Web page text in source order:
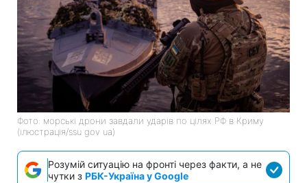
Фото: морські дрони завдали ударів по цілях РФ в Криму
(ілюстрація/ssu gov ua)
Розумій ситуацію на фронті через факти, а не
чутки з РБК-Україна у Google